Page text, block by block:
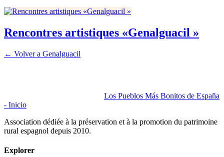
Rencontres artistiques «Genalguacil »
← Volver a Genalguacil
Los Pueblos Más Bonitos de España
- Inicio
Association dédiée à la préservation et à la promotion du patrimoine
rural espagnol depuis 2010.
Explorer